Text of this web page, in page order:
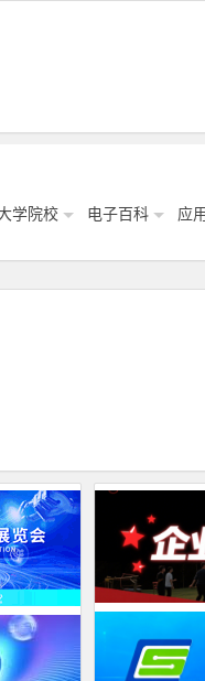
学院校 电子百科 应